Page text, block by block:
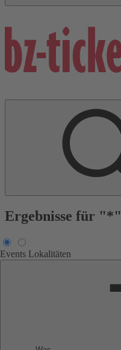
Ergebnisse für "*"
Events Lokalitäten